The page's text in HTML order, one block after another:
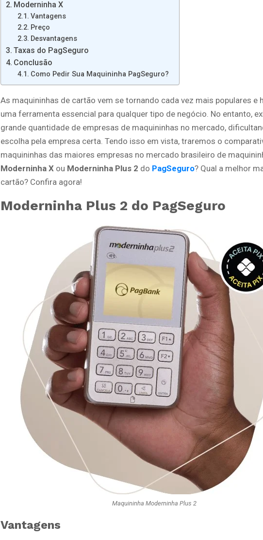
Moderninha X
Vantagens
Preço
Desvantagens
Taxas do PagSeguro
Conclusão
Como Pedir Sua Maquininha PagSeguro?
As maquininhas de cartão vem se tornando cada vez mais populares e
uma ferramenta essencial para qualquer tipo de negócio. No entanto,
grande quantidade de empresas de maquininhas no mercado,
escolha pela empresa certa. Tendo isso em vista, traremos o
maquininhas das maiores empresas no mercado brasileiro de
Moderninha X ou Moderninha Plus 2 do PagSeguro? Qual a melhor
cartão? Confira agora!
Moderninha Plus 2 do PagSeguro
Maquininha Moderninha Plus 2
Vantagens